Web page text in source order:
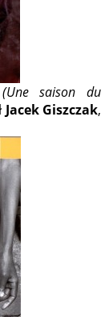
saison du
Jacek Giszczak,